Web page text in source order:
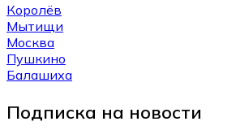
Королёв
Мытищи
Москва
Пушкино
Балашиха
Подписка на новости